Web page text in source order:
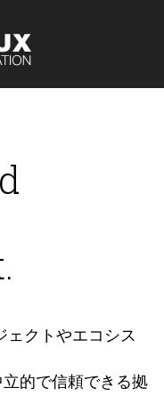
ェクトやエコシス
的で信頼できる拠